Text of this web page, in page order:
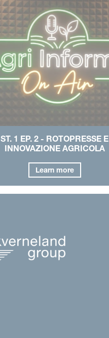
ST. 1 EP. 2 - ROTOPRESSE E
INNOVAZIONE AGRICOLA
Learn more